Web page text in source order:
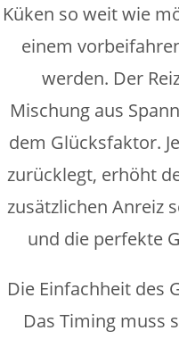
Küken so weit wie
einem
werden. Der
Mischung aus
dem Glücksfaktor.
zurücklegt, erhöht
zusätzlichen Anreiz
und die perfekte
Die Einfachheit des
Das Timing muss